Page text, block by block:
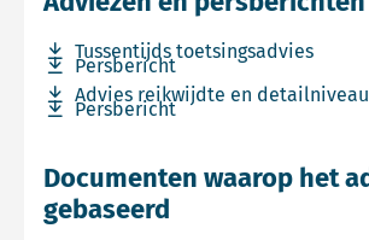
Tussentijds toetsingsadvies
Download bestand Tussentijds
Persbericht
Download bestand Persbericht
Advies reikwijdte en detailniveau
Download bestand Advies reikwijdte
Persbericht
Download bestand Persbericht
Documenten waarop het
gebaseerd